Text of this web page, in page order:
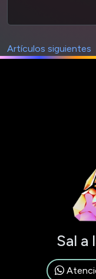
Artículos siguientes
Sal a